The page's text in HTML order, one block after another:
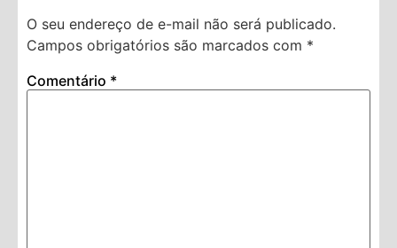
O seu endereço de e-mail não será publicado.
Campos obrigatórios são marcados com *
Comentário *